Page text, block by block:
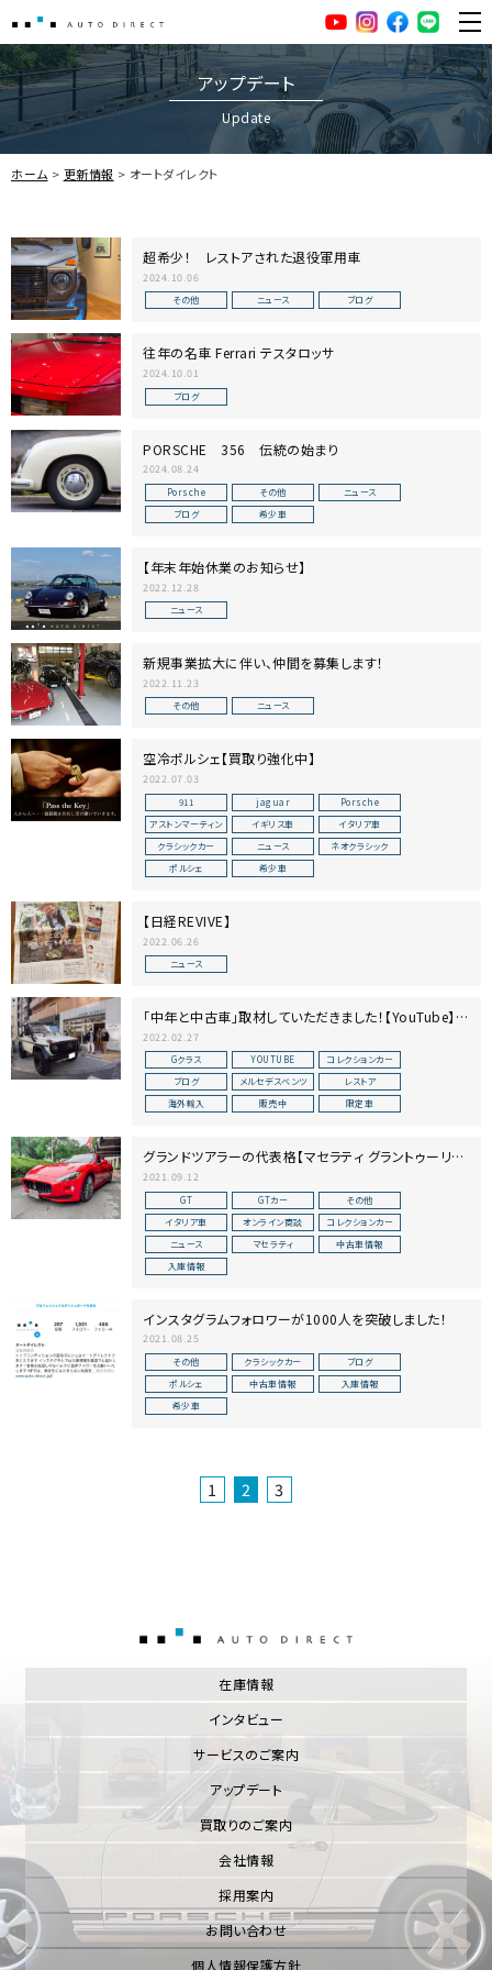
AUTO DIRECT YouTubeInstagramfacebook
LINE
アップデート
Update
ホーム 更新情報 オートダイレクト
超希少！ レストアされた退役軍用車
2024.10.06
その他 ニュース ブログ
往年の名車 Ferrari テスタロッサ
2024.10.01
ブログ
PORSCHE 356 伝統の始まり
2024.08.24
Porsche その他
ニュース
ブログ
希少車
【年末年始休業のお知らせ】
2022.12.28
ニュース
新規事業拡大に伴い、仲間を募集します！
2022.11.23
その他 ニュース
空冷ポルシェ【買取り強化中】
2022.07.03
911 jaguar
Porsche
アストンマーティン
イギリス車
イタリア車
クラシックカー
ニュース
ネオクラシック
ポルシェ
希少車
【日経REVIVE】
2022.06.26
ニュース
「中年と中古車」取材していただきました！【YouTube】～
FORZA STYLE～
2022.02.27
Gクラス YOUTUBE
コレクションカー
ブログ
メルセデスベンツ
レストア
海外輸入
販売中 限定車
グランドツアラーの代表格【マセラティ グラントゥーリズ
モS】入庫しました！
2021.09.12
GT GTカー
その他
イタリア車
オンライン商談
コレクションカー
ニュース
マセラティ
中古車情報
入庫情報
インスタグラムフォロワーが1000人を突破しました！
2021.08.25
その他 クラシックカー
ブログ
ポルシェ
中古車情報
入庫情報
希少車
1 2 3
在庫情報
インタビュー
サービスのご案内
アップデート
買取りのご案内
会社情報
採用案内
お問い合わせ
個人情報保護方針